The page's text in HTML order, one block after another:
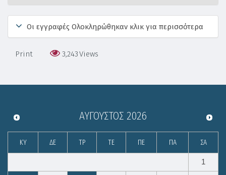
Οι εγγραφές Ολοκληρώθηκαν κλικ για περισσότερα
Print 3,243Views
ΑΎΓΟΥΣΤΟΣ 2026
ΚΥ ΔΕ ΤΡ ΤΕ ΠΕ ΠΑ ΣΑ
1